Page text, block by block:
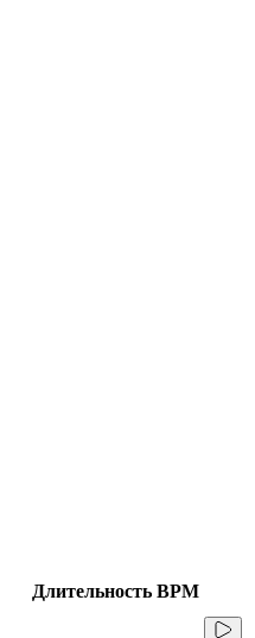
Длительность BPM